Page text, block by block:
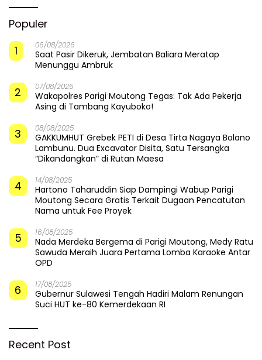
Populer
1
06/08/2026
Saat Pasir Dikeruk, Jembatan Baliara Meratap
Menunggu Ambruk
2 07/08/2025
Wakapolres Parigi Moutong Tegas: Tak Ada Pekerja
Asing di Tambang Kayuboko!
3 08/08/2025
GAKKUMHUT Grebek PETI di Desa Tirta Nagaya Bolano
Lambunu. Dua Excavator Disita, Satu Tersangka
“Dikandangkan” di Rutan Maesa
4 14/08/2025
Hartono Taharuddin Siap Dampingi Wabup Parigi
Moutong Secara Gratis Terkait Dugaan Pencatutan
Nama untuk Fee Proyek
5 16/08/2025
Nada Merdeka Bergema di Parigi Moutong, Medy Ratu
Sawuda Meraih Juara Pertama Lomba Karaoke Antar
OPD
6 17/08/2025
Gubernur Sulawesi Tengah Hadiri Malam Renungan
Suci HUT ke-80 Kemerdekaan RI
Recent Post